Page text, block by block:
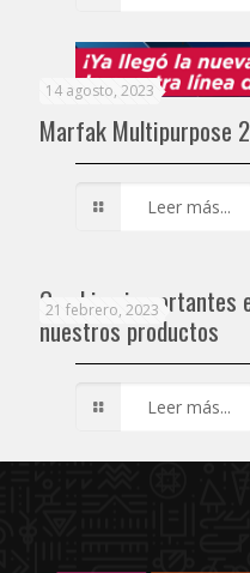
14 agosto, 2023
Marfak Multipurpose 2
Leer más...
21 febrero, 2023
Cambios importantes
nuestros productos
Leer más...